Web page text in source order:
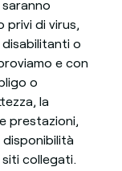
di virus,
o
e con
o
la
prestazioni,
collegati.